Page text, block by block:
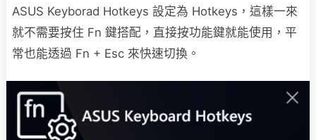
ASUS Keyborad Hotkeys 設定為 Hotkeys，這樣一來
就不需要按住 Fn 鍵搭配，直接按功能鍵就能使用，平
常也能透過 Fn + Esc 來快速切換。